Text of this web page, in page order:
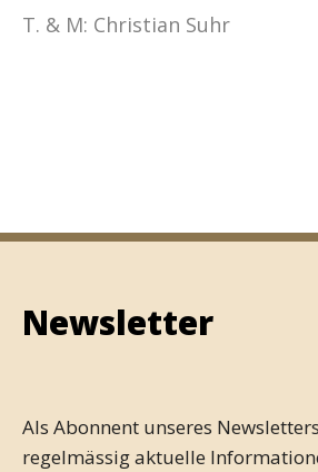
T. & M: Christian Suhr
Newsletter
Als Abonnent unseres
regelmässig aktuelle